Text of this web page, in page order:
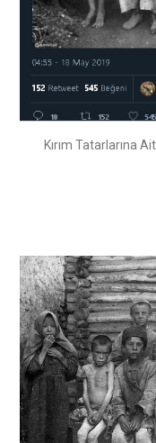
Kırım Tatarlarına